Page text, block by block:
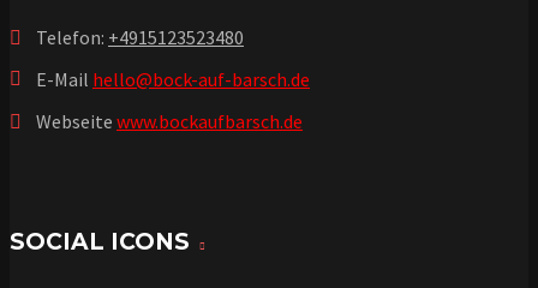
Telefon: +4915123523480
E-Mail hello@bock-auf-barsch.de
Webseite www.bockaufbarsch.de
SOCIAL ICONS